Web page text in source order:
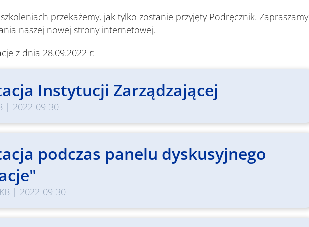
przekażemy, jak tylko zostanie przyjęty Podręcznik. Zapraszamy
naszej nowej strony internetowej.
z dnia 28.09.2022 r:
Instytucji Zarządzającej
| 2022-09-30
podczas panelu dyskusyjnego
| 2022-09-30